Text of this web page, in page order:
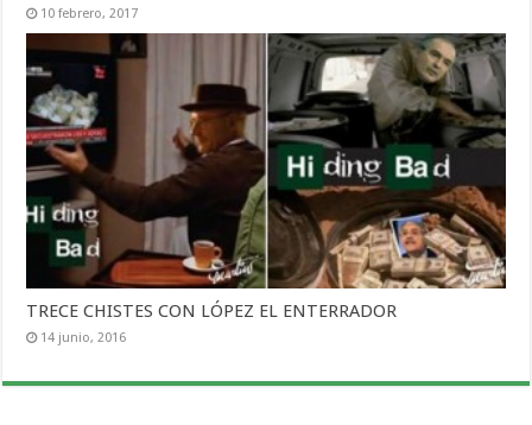
10 febrero, 2017
TRECE CHISTES CON LÓPEZ EL ENTERRADOR
14 junio, 2016